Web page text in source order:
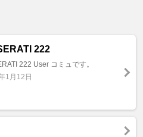
222
222 User コミュです。
1月12日